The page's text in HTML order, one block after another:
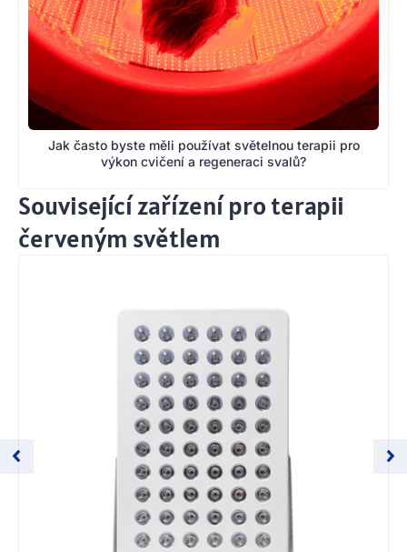
Jak často byste měli používat světelnou terapii pro
výkon cvičení a regeneraci svalů?
Související zařízení pro terapii
červeným světlem